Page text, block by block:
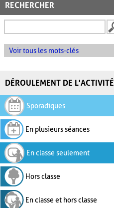
RECHERCHER
Voir tous les mots-clés
DÉROULEMENT DE L'ACTIVITÉ
Sporadiques
En plusieurs séances
En classe seulement
Hors classe
En classe et hors classe